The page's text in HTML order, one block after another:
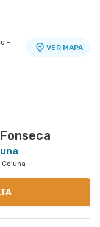
-
VER MAPA